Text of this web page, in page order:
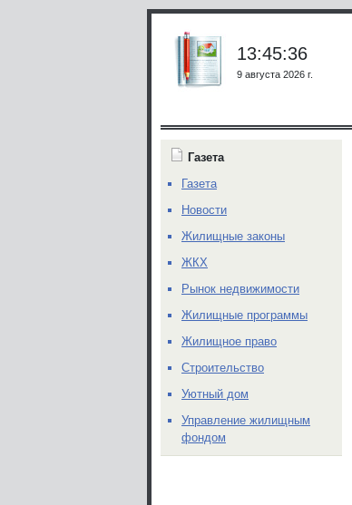
13:45:36
9 августа 2026 г.
Газета
Газета
Новости
Жилищные законы
ЖКХ
Рынок недвижимости
Жилищные программы
Жилищное право
Строительство
Уютный дом
Управление жилищным
фондом